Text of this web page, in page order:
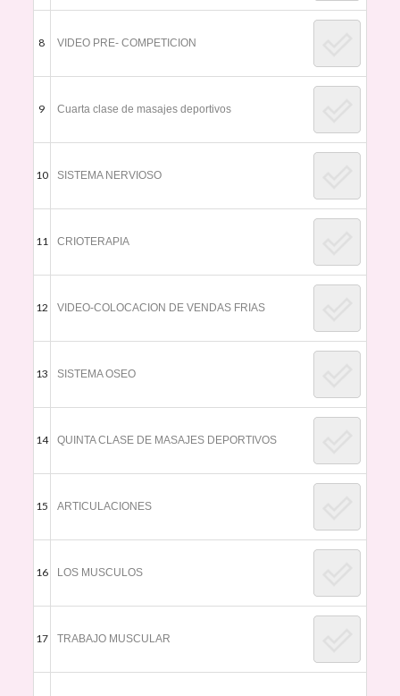
8 VIDEO PRE- COMPETICION
9 Cuarta clase de masajes deportivos
10 SISTEMA NERVIOSO
11 CRIOTERAPIA
12 VIDEO-COLOCACION DE VENDAS FRIAS
13 SISTEMA OSEO
14 QUINTA CLASE DE MASAJES DEPORTIVOS
15 ARTICULACIONES
16 LOS MUSCULOS
17 TRABAJO MUSCULAR